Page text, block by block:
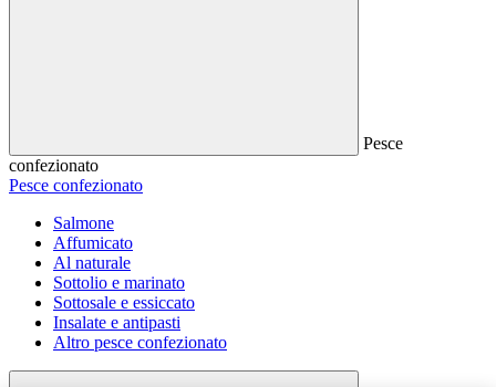
Pesce
confezionato
Pesce confezionato
Salmone
Affumicato
Al naturale
Sottolio e marinato
Sottosale e essiccato
Insalate e antipasti
Altro pesce confezionato